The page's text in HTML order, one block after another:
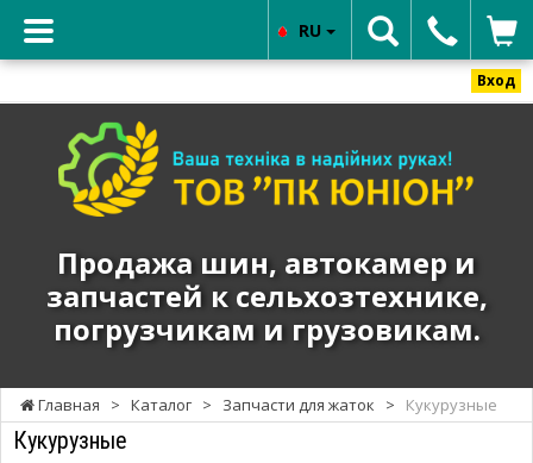
Вход
ЮНИОН"
автокамер
запчастей
к
сельхозтехнике,
погрузчикам
Продажа шин, автокамер и
запчастей к сельхозтехнике,
погрузчикам и грузовикам.
RU
Главная > Каталог > Запчасти для жаток > Кукурузные
Кукурузные